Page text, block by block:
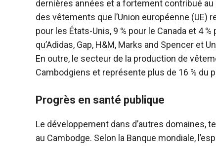
dernières années et a fortement contribué
des vêtements que l’Union européenne (UE)
pour les États-Unis, 9 % pour le Canada et 4
qu’Adidas, Gap, H&M, Marks and Spencer
En outre, le secteur de la production de
Cambodgiens et représente plus de 16 % du
Progrès en santé publique
Le développement dans d’autres domaines,
au Cambodge. Selon la Banque mondiale,